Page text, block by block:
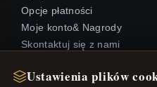
Ustawienia plików
Opcje płatności
Moje konto& Nagrody
Skontaktuj się z nami